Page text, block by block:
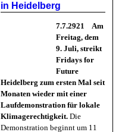
in Heidelberg
7.7.2921
Am
Freitag, dem
9. Juli, streikt
Fridays for
Future
Heidelberg zum ersten Mal seit
Monaten wieder mit einer
Laufdemonstration für lokale
Klimagerechtigkeit. Die
Demonstration beginnt um 11